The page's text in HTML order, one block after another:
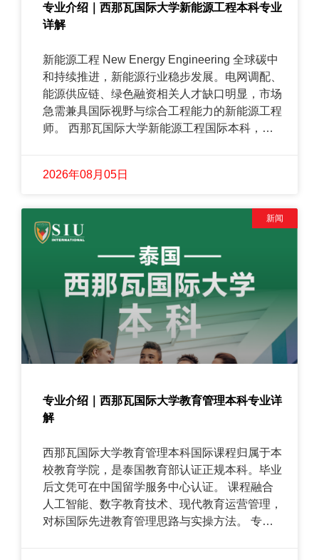
专业介绍｜西那瓦国际大学新能源工程本科专业
详解
新能源工程 New Energy Engineering 全球碳中
和持续推进，新能源行业稳步发展。电网调配、
能源供应链、绿色融资相关人才缺口明显，市场
急需兼具国际视野与综合工程能力的新能源工程
师。 西那瓦国际大学新能源工程国际本科，隶
证。 本专业为四年制本科，课程整合工程基
可持续发展核心内容。侧重实战教学，聚焦现代
能源系统的设计、运行、集成与优化，贴合清洁
能源行业发展方向。
2026年08月05日
新闻
专业介绍｜西那瓦国际大学教育管理本科专业详
解
西那瓦国际大学教育管理本科国际课程归属于本
校教育学院，是泰国教育部认证正规本科。毕业
后文凭可在中国留学服务中心认证。 课程融合
人工智能、数字教育技术、现代教育运营管理，
对标国际先进教育管理思路与实操方法。 专业